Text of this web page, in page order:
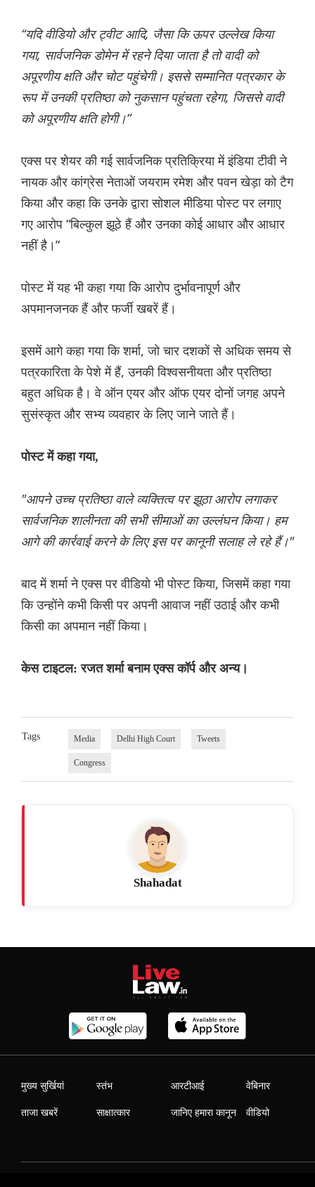
“यदि वीडियो और ट्वीट आदि, जैसा कि ऊपर उल्लेख किया
गया, सार्वजनिक डोमेन में रहने दिया जाता है तो वादी को
अपूरणीय क्षति और चोट पहुंचेगी। इससे सम्मानित पत्रकार के
रूप में उनकी प्रतिष्ठा को नुकसान पहुंचता रहेगा, जिससे वादी
को अपूरणीय क्षति होगी।”
एक्स पर शेयर की गई सार्वजनिक प्रतिक्रिया में इंडिया टीवी ने
नायक और कांग्रेस नेताओं जयराम रमेश और पवन खेड़ा को टैग
किया और कहा कि उनके द्वारा सोशल मीडिया पोस्ट पर लगाए
गए आरोप “बिल्कुल झूठे हैं और उनका कोई आधार और आधार
नहीं है।”
पोस्ट में यह भी कहा गया कि आरोप दुर्भावनापूर्ण और
अपमानजनक हैं और फर्जी खबरें हैं।
इसमें आगे कहा गया कि शर्मा, जो चार दशकों से अधिक समय से
पत्रकारिता के पेशे में हैं, उनकी विश्वसनीयता और प्रतिष्ठा
बहुत अधिक है। वे ऑन एयर और ऑफ एयर दोनों जगह अपने
सुसंस्कृत और सभ्य व्यवहार के लिए जाने जाते हैं।
पोस्ट में कहा गया,
"आपने उच्च प्रतिष्ठा वाले व्यक्तित्व पर झूठा आरोप लगाकर
सार्वजनिक शालीनता की सभी सीमाओं का उल्लंघन किया। हम
आगे की कार्रवाई करने के लिए इस पर कानूनी सलाह ले रहे हैं।"
बाद में शर्मा ने एक्स पर वीडियो भी पोस्ट किया, जिसमें कहा गया
कि उन्होंने कभी किसी पर अपनी आवाज नहीं उठाई और कभी
किसी का अपमान नहीं किया।
केस टाइटल: रजत शर्मा बनाम एक्स कॉर्प और अन्य।
Tags Media Delhi High Court Tweets
Congress
Shahadat
मुख्य सुर्खियां
ताजा खबरें
स्तंभ
साक्षात्कार
आरटीआई
जानिए हमारा कानून
वेबिनार
वीडियो